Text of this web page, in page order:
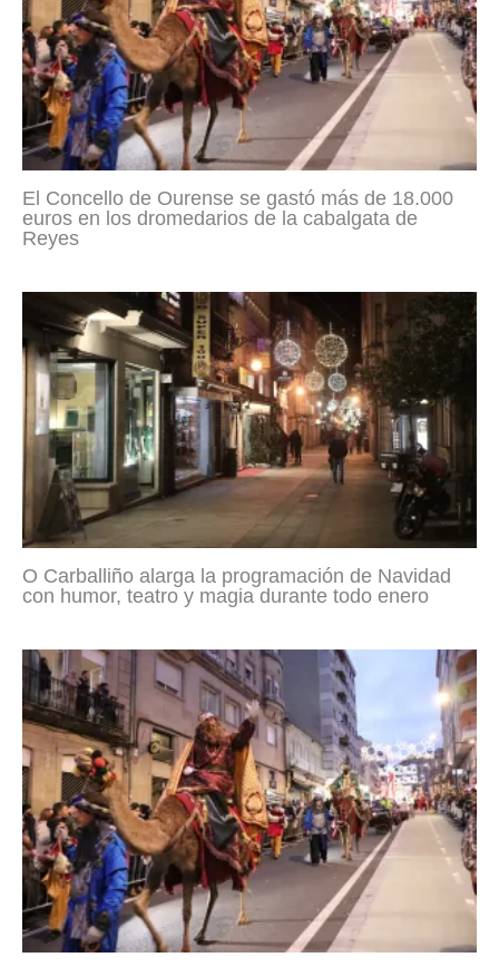
El Concello de Ourense se gastó más de 18.000
euros en los dromedarios de la cabalgata de
Reyes
O Carballiño alarga la programación de Navidad
con humor, teatro y magia durante todo enero